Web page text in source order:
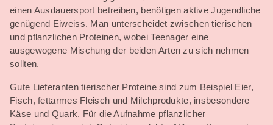
einen Ausdauersport betreiben, benötigen aktive Jugendliche
genügend Eiweiss. Man unterscheidet zwischen tierischen
und pflanzlichen Proteinen, wobei Teenager eine
ausgewogene Mischung der beiden Arten zu sich nehmen
sollten.
Gute Lieferanten tierischer Proteine sind zum Beispiel Eier,
Fisch, fettarmes Fleisch und Milchprodukte, insbesondere
Käse und Quark. Für die Aufnahme pflanzlicher